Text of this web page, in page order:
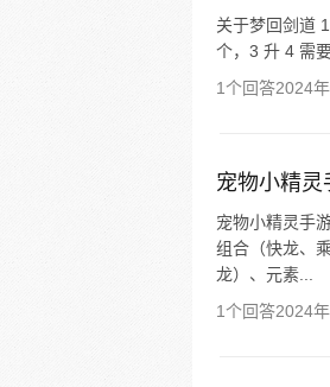
关于梦回剑道
个，3 升 4 需
1个回答2024
宠物小精灵
宠物小精灵手
组合（快龙、
龙）、元素...
1个回答2024